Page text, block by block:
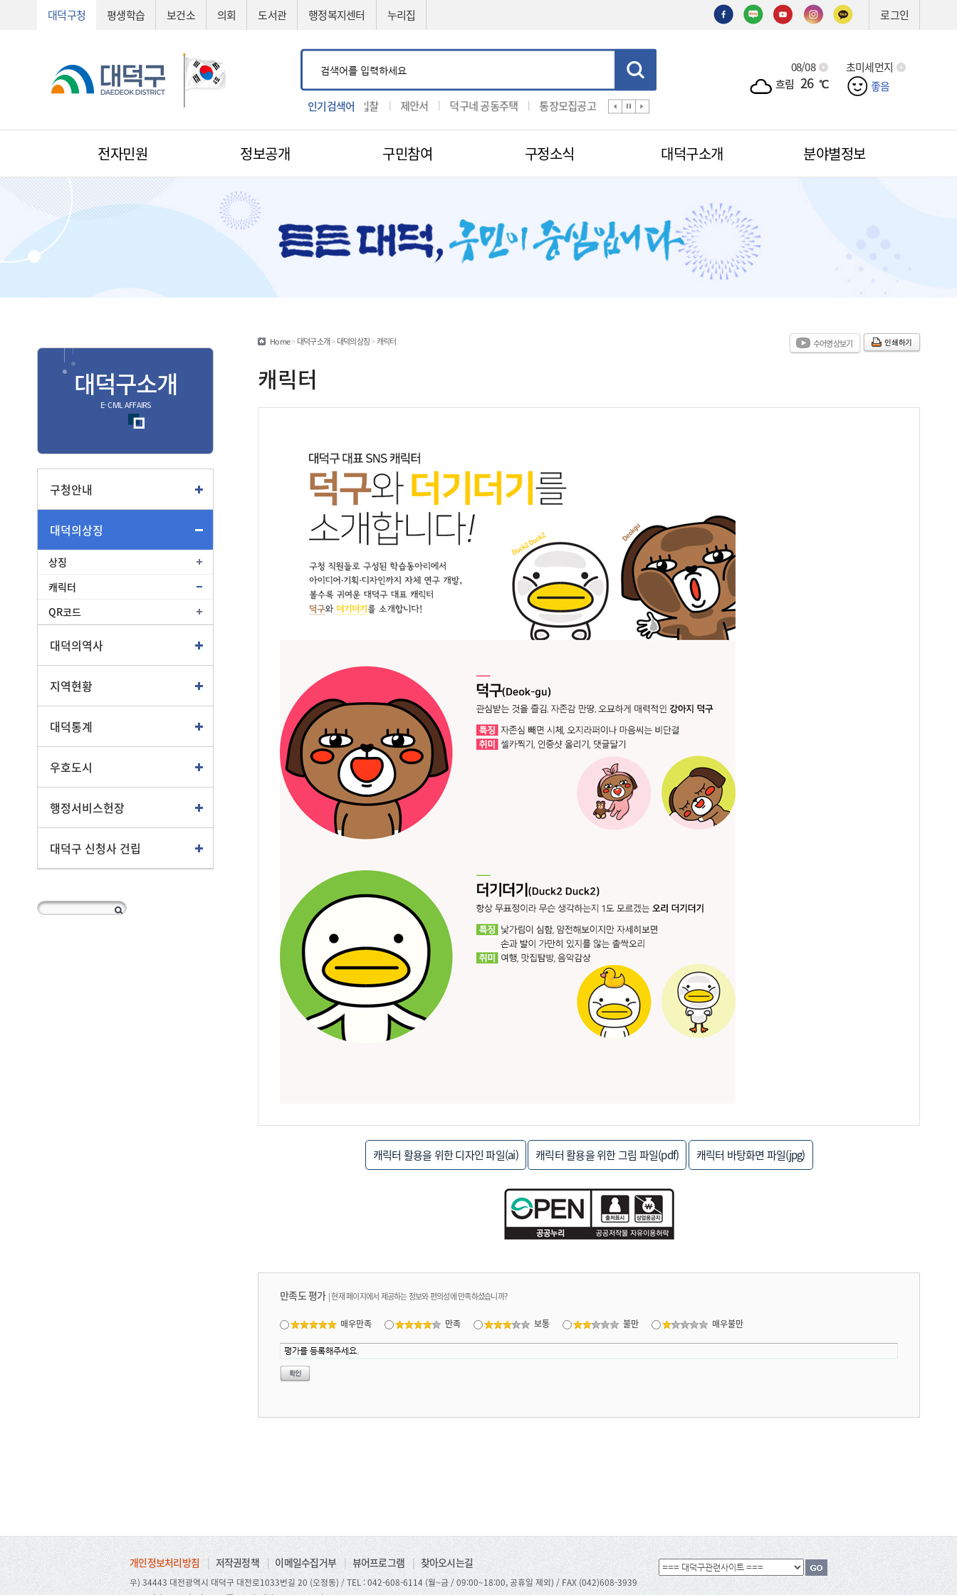
대덕구청 평생학습 보건소 의회 도서관 행정복지센터 누리집 로그인
인기검색어
예산서 입찰 제안서 덕구네 공동주택 통장모집공고 공법선정
08/08
흐림 26 ℃
초미세먼지
좋음
전자민원
전자민원
민원신청
1:1 민원신청
공직자비리신고
지방규제신고센터
민원편람/서식
안전신문고
적극행정
제도소개
법원전용 통합무인민원발급기
정보공개 구민참여 구정소식 대덕구소개 분야별정보
대덕구소개
E- CIVIL AFFAIRS
구청안내
대덕의상징
상징
캐릭터
QR코드
대덕의역사
지역현황
대덕통계
우호도시
행정서비스헌장
대덕구 신청사 건립
Home>대덕구소개>대덕의상징>캐릭터 인쇄하기
수어영상보기
캐릭터
캐릭터 활용을 위한 디자인 파일(ai) 캐릭터 활용을 위한 그림 파일(pdf) 캐릭터 바탕화면 파일(jpg)
만족도 평가 |현재 페이지에서 제공하는 정보와 편의성에 만족하셨습니까?
매우만족 만족 보통 불만 매우불만
개인정보처리방침 | 저작권정책 | 이메일수집거부 | 뷰어프로그램 | 찾아오시는길
우) 34443 대전광역시 대덕구 대전로1033번길 20 (오정동) /TEL : 042-608-6114 (월~금 / 09:00~18:00, 공휴일 제외) / FAX (042)608-3939